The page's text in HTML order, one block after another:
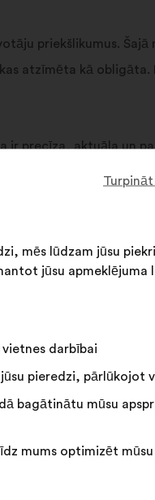
priekšlikumus. Šajā
atzīmēta kā
precīza, aktuāla un
sazinoties ar
nolūkos
piekļuvi
kurus Make.org
izmantojot
un neļaut
mēs lūdzam jūsu
jūsu apmeklējuma
darbībai
pieredzi, pārlūkojot
bagātinātu mūsu
mums optimizēt